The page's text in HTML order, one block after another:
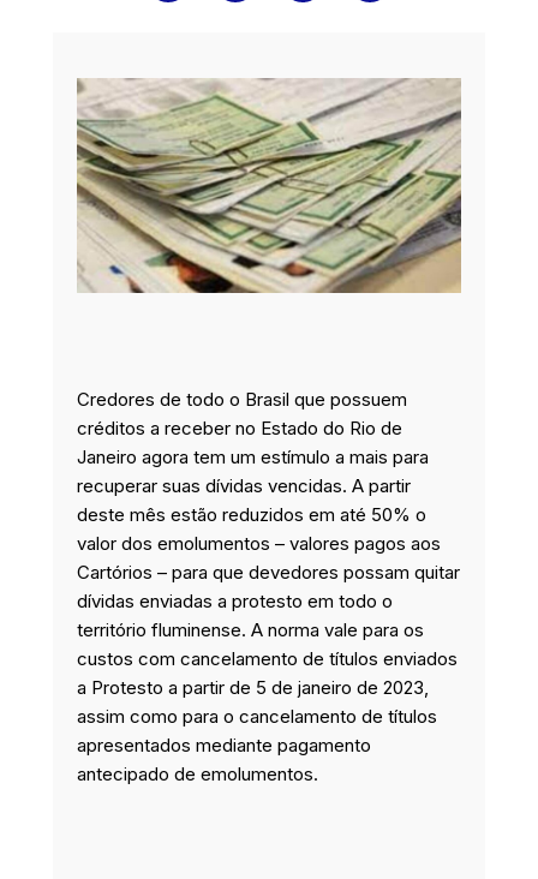
o
o
k
d
i
n
g
a
m
e
r
Credores de todo o Brasil que possuem
créditos a receber no Estado do Rio de
Janeiro agora tem um estímulo a mais para
recuperar suas dívidas vencidas. A partir
deste mês estão reduzidos em até 50% o
valor dos emolumentos – valores pagos aos
Cartórios – para que devedores possam quitar
dívidas enviadas a protesto em todo o
território fluminense. A norma vale para os
custos com cancelamento de títulos enviados
a Protesto a partir de 5 de janeiro de 2023,
assim como para o cancelamento de títulos
apresentados mediante pagamento
antecipado de emolumentos.